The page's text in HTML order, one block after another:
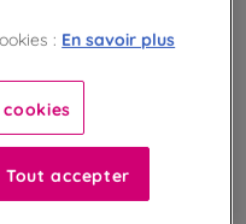
: En savoir plus
Tout accepter